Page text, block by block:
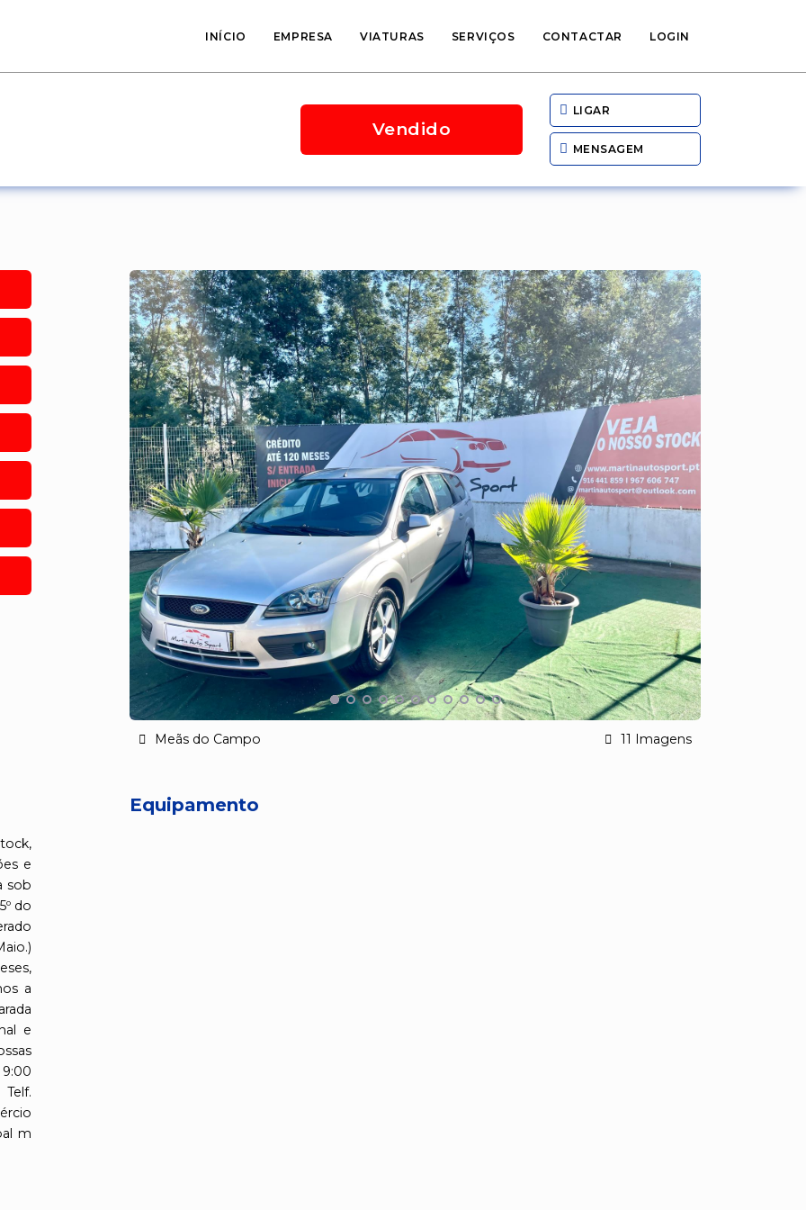
INÍCIO EMPRESA VIATURAS SERVIÇOS CONTACTAR LOGIN
Vendido
LIGAR
MENSAGEM
Meãs do Campo 11 Imagens
e
sob
do
a
e
9:00
m
Equipamento